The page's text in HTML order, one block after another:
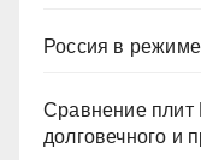
Россия в режиме
Сравнение
долговечного и